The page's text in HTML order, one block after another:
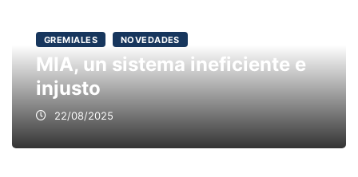
GREMIALES NOVEDADES
MIA, un sistema ineficiente e
injusto
22/08/2025